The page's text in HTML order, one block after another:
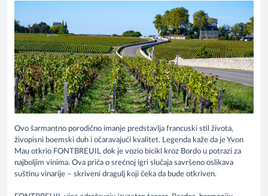
Ovo šarmantno porodično imanje predstavlja francuski stil života,
živopisni boemski duh i očaravajući kvalitet. Legenda kaže da je Yvon
Mau otkrio FONTBREUIL dok je vozio bicikl kroz Bordo u potrazi za
najboljim vinima. Ova priča o srećnoj igri slučaja savršeno oslikava
suštinu vinarije – skriveni dragulj koji čeka da bude otkriven.